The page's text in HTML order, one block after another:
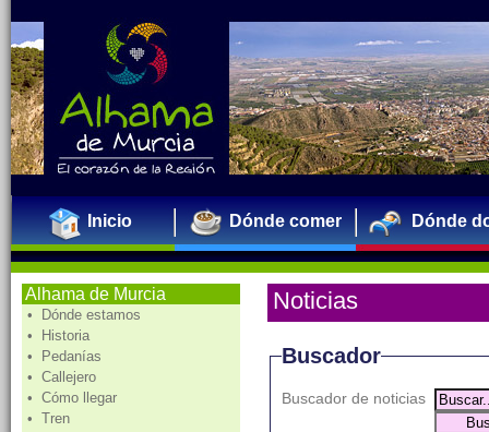
Inicio Dónde comer Dónde
Alhama de Murcia
• Dónde estamos
• Historia
• Pedanías
• Callejero
• Cómo llegar
• Tren
Noticias
Buscador
Buscador de noticias